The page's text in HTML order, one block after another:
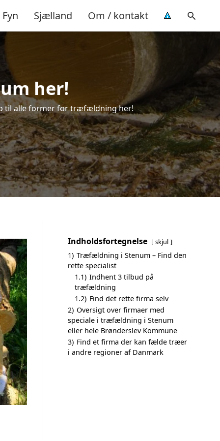
Fyn Sjælland Om / kontakt
her!
til alle former for træfældning her!
Indholdsfortegnelse skjul
1) Træfældning i Stenum – Find den
rette specialist
1.1) Indhent 3 tilbud på
træfældning
1.2) Find det rette firma selv
2) Oversigt over firmaer med
speciale i træfældning i Stenum
eller hele Brønderslev Kommune
3) Find et firma der kan fælde træer
i andre regioner af Danmark